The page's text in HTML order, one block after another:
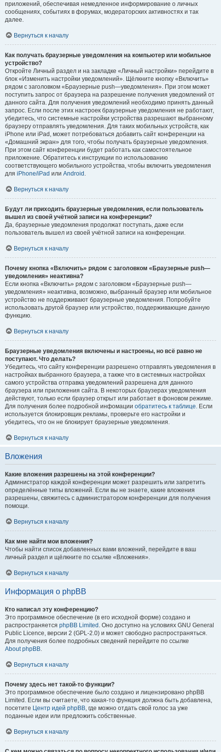
приложений, обеспечивая немедленное информирование о личных
сообщениях, событиях в форумах, модераторских активностях и так
далее.
Вернуться к началу
Как получать браузерные уведомления на компьютер или мобильное
устройство?
Откройте Личный раздел и на закладке «Личный настройки» перейдите в
блок «Изменить настройки уведомлений». Щёлкните кнопку «Включить»
рядом с заголовком «Браузерные push—уведомления». При этом может
поступить запрос от браузера на разрешение получения уведомлений от
данного сайта. Для получения уведомлений необходимо принять данный
запрос. Если после этих настроек браузерные уведомления не работают,
убедитесь, что системные настройки устройства разрешают выбранному
браузеру отправлять уведомления. Для таких мобильных устройств, как
iPhone или iPad, может потребоваться добавить сайт конференции на
«Домашний экран» для того, чтобы получать браузерные уведомления.
При этом сайт конференции будет работать как самостоятельное
приложение. Обратитесь к инструкции по использованию
соответствующего мобильного устройства, чтобы включить уведомления
для iPhone/iPad или Android .
Вернуться к началу
Будут ли приходить браузерные уведомления, если пользователь
вышел из своей учётной записи на конференции?
Да, браузерные уведомления продолжат поступать, даже если
пользователь вышел из своей учётной записи на конференции.
Вернуться к началу
Почему кнопка «Включить» рядом с заголовком «Браузерные push—
уведомления» неактивна?
Если кнопка «Включить» рядом с заголовком «Браузерные push—
уведомления» неактивна, возможно, выбранный браузер или мобильное
устройство не поддерживают браузерные уведомления. Попробуйте
использовать другой браузер или устройство, поддерживающие данную
функцию.
Вернуться к началу
Браузерные уведомления включены и настроены, но всё равно не
поступают. Что делать?
Убедитесь, что сайту конференции разрешено отправлять уведомления в
настройках выбранного браузера, а также что в системных настройках
самого устройства отправка уведомлений разрешена для данного
браузера или приложения сайта. В некоторых браузерах уведомления
действуют, только если браузер открыт или работает в фоновом режиме.
Для получения более подробной инфомации обратитесь к таблице. Если
используется блокировщик рекламы, проверьте его настройки и
убедитесь, что он не блокирует браузерные уведомления.
Вернуться к началу
Вложения
Какие вложения разрешены на этой конференции?
Администратор каждой конференции может разрешить или запретить
определённые типы вложений. Если вы не знаете, какие вложения
разрешены, свяжитесь с администратором конференции для получения
помощи.
Вернуться к началу
Как мне найти мои вложения?
Чтобы найти список добавленных вами вложений, перейдите в ваш
личный раздел и щёлкните по ссылке «Вложения».
Вернуться к началу
Информация о phpBB
Кто написал эту конференцию?
Это программное обеспечение (в его исходной форме) создано и
распространяется phpBB Limited . Оно доступно на условиях GNU General
Public Licence, версии 2 (GPL-2.0) и может свободно распространяться.
Для получения более подробных сведений перейдите по ссылке
About phpBB.
Вернуться к началу
Почему здесь нет такой-то функции?
Это программное обеспечение было создано и лицензировано phpBB
Limited. Если вы считаете, что какая-то функция должна быть добавлена,
посетите Центр идей phpBB, где можно отдать свой голос за уже
поданные идеи или предложить собственные.
Вернуться к началу